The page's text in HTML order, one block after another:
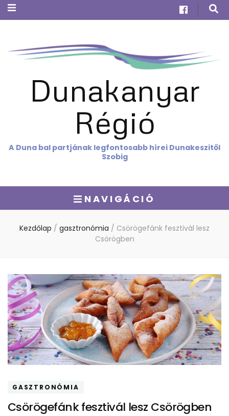
Dunakanyar
Régió
A Duna bal partjának legfontosabb hírei Dunakeszitől
Szobig
NAVIGÁCIÓ
Kezdőlap / gasztronómia / Csörögefánk fesztivál lesz
Csörögben
GASZTRONÓMIA
Csörögefánk fesztivál lesz Csörögben